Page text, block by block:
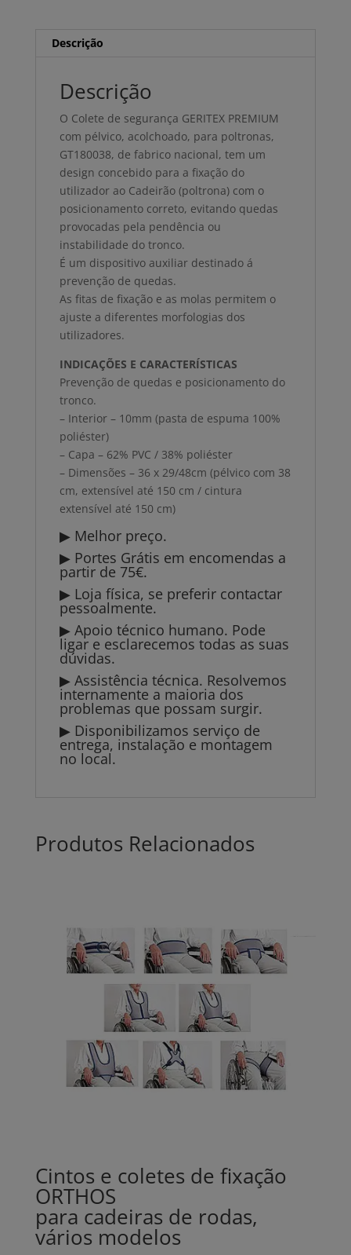
Descrição
Descrição
O Colete de segurança GERITEX PREMIUM
com pélvico, acolchoado, para poltronas,
GT180038, de fabrico nacional, tem um
design concebido para a fixação do
utilizador ao Cadeirão (poltrona) com o
posicionamento correto, evitando quedas
provocadas pela pendência ou
instabilidade do tronco.
É um dispositivo auxiliar destinado á
prevenção de quedas.
As fitas de fixação e as molas permitem o
ajuste a diferentes morfologias dos
utilizadores.
INDICAÇÕES E CARACTERÍSTICAS
Prevenção de quedas e posicionamento do
tronco.
– Interior – 10mm (pasta de espuma 100%
poliéster)
– Capa – 62% PVC / 38% poliéster
– Dimensões – 36 x 29/48cm (pélvico com 38
cm, extensível até 150 cm / cintura
extensível até 150 cm)
▶ Melhor preço.
▶ Portes Grátis em encomendas a
partir de 75€.
▶ Loja física, se preferir contactar
pessoalmente.
▶ Apoio técnico humano. Pode
ligar e esclarecemos todas as suas
dúvidas.
▶ Assistência técnica. Resolvemos
internamente a maioria dos
problemas que possam surgir.
▶ Disponibilizamos serviço de
entrega, instalação e montagem
no local.
Produtos Relacionados
Cintos e coletes de fixação
ORTHOS
para cadeiras de rodas,
vários modelos